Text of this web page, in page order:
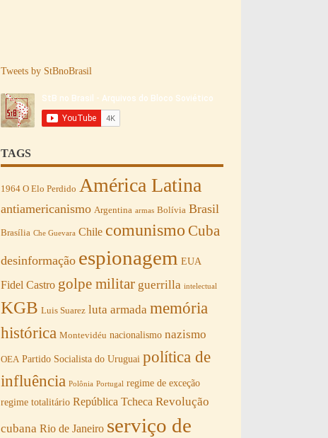
Tweets by StBnoBrasil
TAGS
1964 O Elo Perdido América Latina
antiamericanismo Argentina armas Bolívia Brasil
Brasília Che Guevara Chile comunismo Cuba
desinformação espionagem EUA
Fidel Castro golpe militar guerrilla intelectual
KGB Luis Suarez luta armada memória
histórica Montevidéu nacionalismo nazismo
OEA Partido Socialista do Uruguai política de
influência Polônia Portugal regime de exceção
regime totalitário República Tcheca Revolução
cubana Rio de Janeiro serviço de